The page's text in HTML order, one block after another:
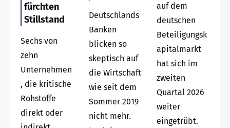
fürchten
Stillstand
Sechs von
zehn
Unternehmen
, die kritische
Rohstoffe
direkt oder
Deutschlands
Banken
blicken so
skeptisch auf
die Wirtschaft
wie seit dem
Sommer 2019
nicht mehr.
auf dem
deutschen
Beteiligungsk
apitalmarkt
hat sich im
zweiten
Quartal 2026
weiter
eingetrübt.